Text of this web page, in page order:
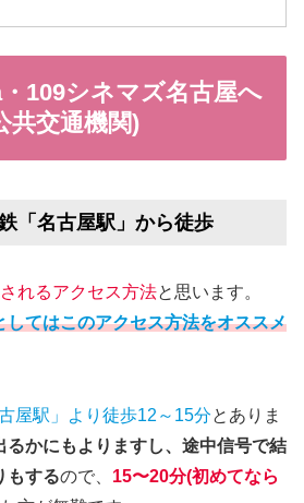
109シネマズ名古屋へ
共交通機関)
「名古屋駅」から徒歩
れるアクセス方法と思います。
してはこのアクセス方法をオススメ
古屋駅」より徒歩12～15分とありま
るかにもよりますし、途中信号で結
もするので、 15〜20分(初めてなら